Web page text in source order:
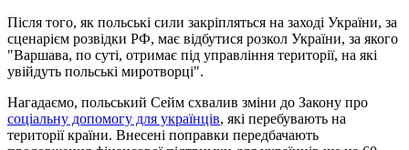
Після того, як польські сили закріпляться на заході України, за
сценарієм розвідки РФ, має відбутися розкол України, за якого
"Варшава, по суті, отримає під управління території, на які
увійдуть польські миротворці".
Нагадаємо, польський Сейм схвалив зміни до Закону про
соціальну допомогу для українців, які перебувають на
території країни. Внесені поправки передбачають